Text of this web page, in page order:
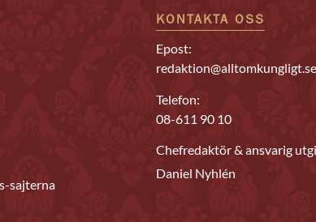
sajterna
KONTAKTA OSS
Epost:
redaktion@alltomkungligt.se
Telefon:
08-611 90 10
Chefredaktör & ansvarig
Daniel Nyhlén